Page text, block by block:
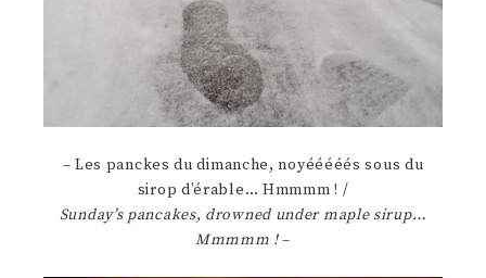
– Les panckes du dimanche, noyééééés sous du
sirop d’érable… Hmmmm ! /
Sunday’s pancakes, drowned under maple sirup…
Mmmmm !–